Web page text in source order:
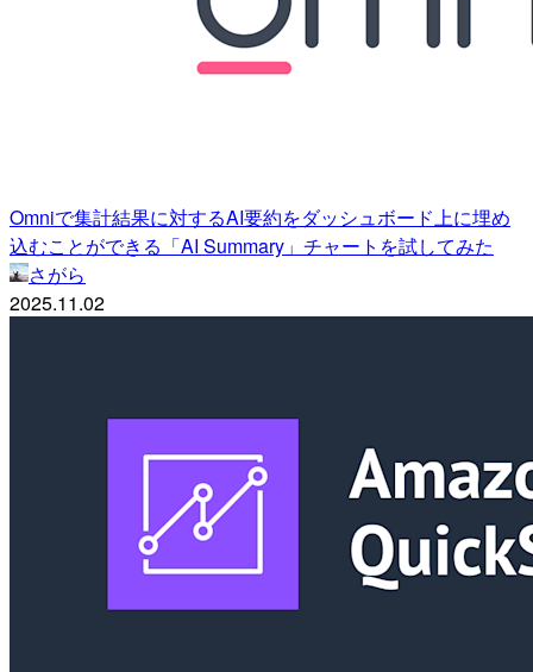
Omniで集計結果に対するAI要約をダッシュボード上に埋め
込むことができる「AI Summary」チャートを試してみた
さがら
2025.11.02